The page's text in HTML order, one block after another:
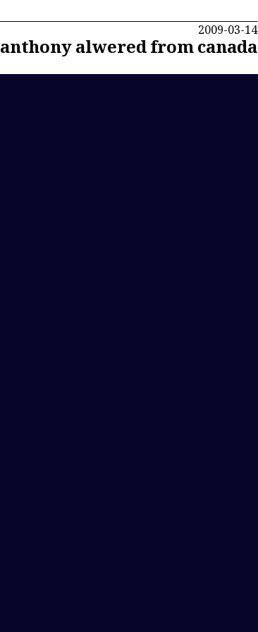
2009-03-14
anthony alwered from canada